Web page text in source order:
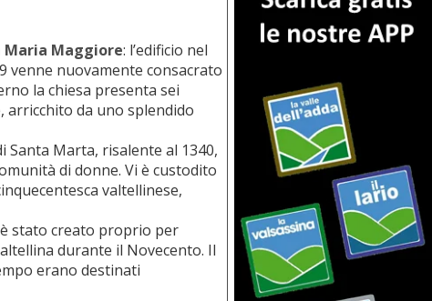
Maria Maggiore: l’edificio nel
venne nuovamente consacrato
la chiesa presenta sei
arricchito da uno splendido
Santa Marta, risalente al 1340,
di donne. Vi è custodito
valtellinese,
stato creato proprio per
durante il Novecento. Il
erano destinati